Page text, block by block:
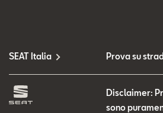
SEAT Italia Prova su
Disclaimer:
sono